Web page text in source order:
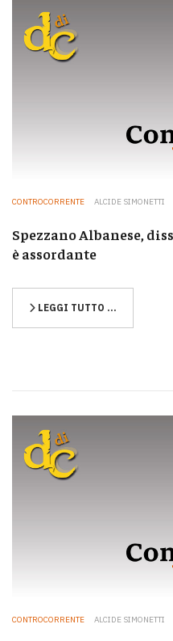
CONTROCORRENTE ALCIDE SIMONETTI
Spezzano Albanese,
è assordante
LEGGI TUTTO …
CONTROCORRENTE ALCIDE SIMONETTI